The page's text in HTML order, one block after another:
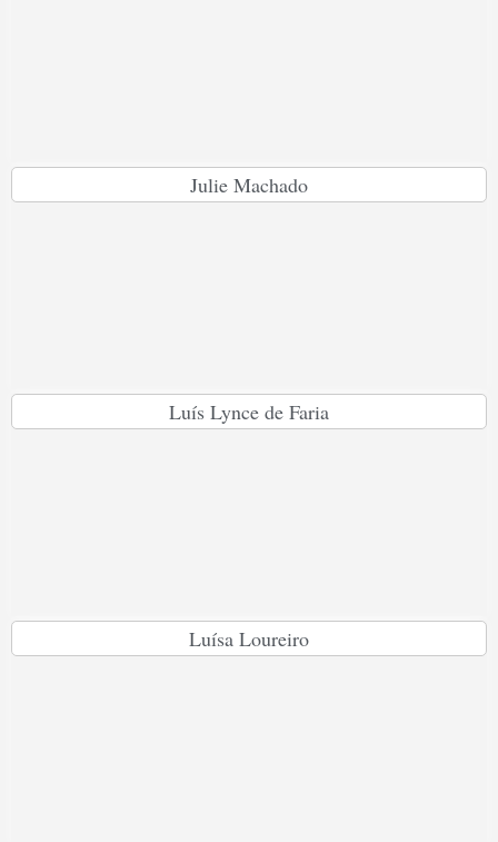
Julie Machado
Luís Lynce de Faria
Luísa Loureiro